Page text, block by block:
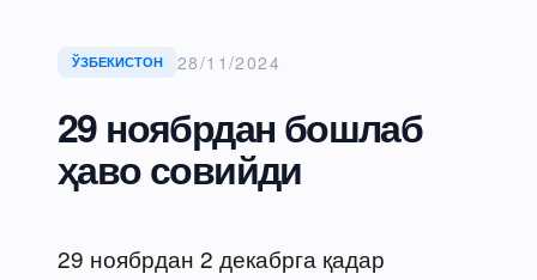
ЎЗБЕКИСТОН 28/11/2024
29 ноябрдан бошлаб
ҳаво совийди
29 ноябрдан 2 декабрга қадар